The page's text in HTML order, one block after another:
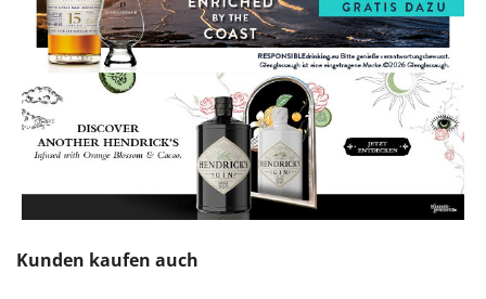
Produktgalerie überspringen
Kunden kaufen auch